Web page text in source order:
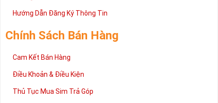
2 đang được rất nhiều khách hàng tin tưởng lựa chọn trên thị
cấp trong bài viết này sẽ giúp bạn hiểu rõ ý nghĩa và các bước đặt
mua sim số tại Sim Tiền Giang nhanh chóng nhất.
Chúc quý khách tìm được chiếc sim Tứ quý 2 như ý!
Hướng Dẫn Đăng Ký Thông Tin
Chính Sách Bán Hàng
Cam Kết Bán Hàng
Điều Khoản & Điều Kiện
Thủ Tục Mua Sim Trả Góp